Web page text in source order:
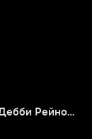
Две Звезды. Кэрри Фишер и Дебби Рейнольдс